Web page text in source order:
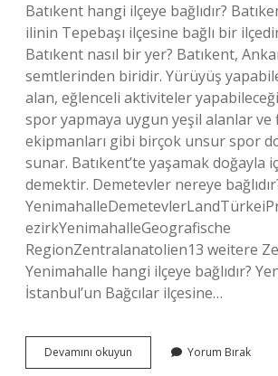
Batıkent hangi ilçeye bağlıdır?
ilinin Tepebaşı ilçesine bağlı bir
Batıkent nasıl bir yer? Batıkent,
semtlerinden biridir. Yürüyüş
alan, eğlenceli aktiviteler
spor yapmaya uygun yeşil alanlar ve
ekipmanları gibi birçok unsur spor
sunar. Batıkent’te yaşamak doğayla
demektir. Demetevler nereye
ezirkYenimahalleGeografische
RegionZentralanatolien13 weitere
Yenimahalle hangi ilçeye bağlıdır?
İstanbul’un Bağcılar ilçesine…
Devamını okuyun Yenibatı
Nereye
Yorum Bırak